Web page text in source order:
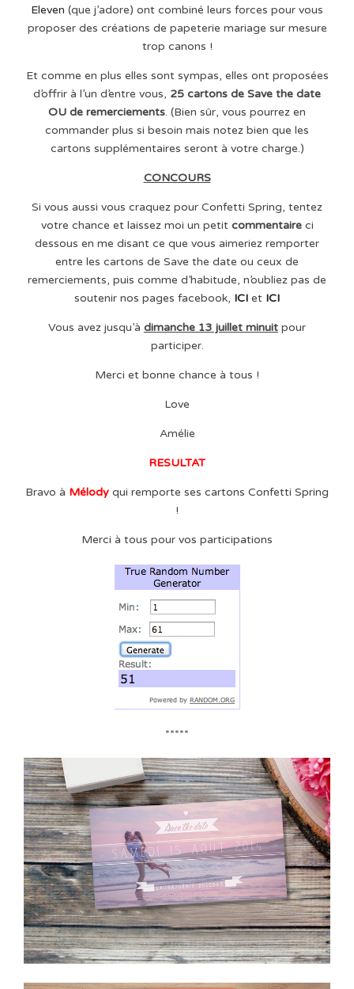
Eleven (que j’adore) ont combiné leurs forces pour vous
proposer des créations de papeterie mariage sur mesure
trop canons !
Et comme en plus elles sont sympas, elles ont proposées
d’offrir à l’un d’entre vous, 25 cartons de Save the date
OU de remerciements. (Bien sûr, vous pourrez en
commander plus si besoin mais notez bien que les
cartons supplémentaires seront à votre charge.)
CONCOURS
Si vous aussi vous craquez pour Confetti Spring, tentez
votre chance et laissez moi un petit commentaireci
dessous en me disant ce que vous aimeriez remporter
entre les cartons de Save the date ou ceux de
remerciements, puis comme d’habitude, n’oubliez pas de
soutenir nos pages facebook, ICI et ICI
Vous avez jusqu’à dimanche 13 juillet minuit pour
participer.
Merci et bonne chance à tous !
Love
Amélie
RESULTAT
Bravo à Mélody qui remporte ses cartons Confetti Spring
!
Merci à tous pour vos participations
*****